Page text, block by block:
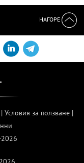
НАГОРЕ
Условия за ползване|